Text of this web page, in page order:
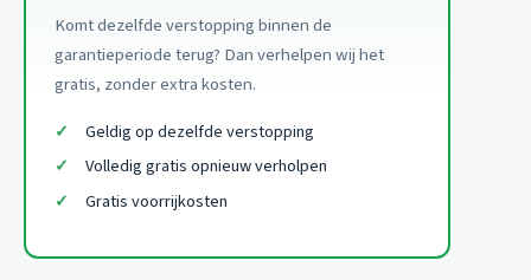
Komt dezelfde verstopping binnen de
garantieperiode terug? Dan verhelpen wij het
gratis, zonder extra kosten.
Geldig op dezelfde verstopping
Volledig gratis opnieuw verholpen
Gratis voorrijkosten